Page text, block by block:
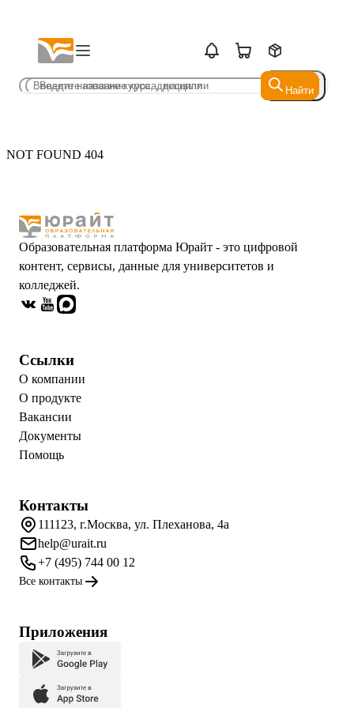
Найти
Найти
NOT FOUND 404
Образовательная платформа Юрайт - это цифровой
контент, сервисы, данные для университетов и
колледжей.
Ссылки
О компании
О продукте
Вакансии
Документы
Помощь
Контакты
111123, г.Москва, ул. Плеханова, 4а
help@urait.ru
+7 (495) 744 00 12
Все контакты
Приложения